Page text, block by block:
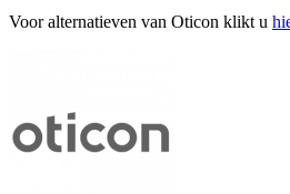
Voor alternatieven van Oticon klikt u